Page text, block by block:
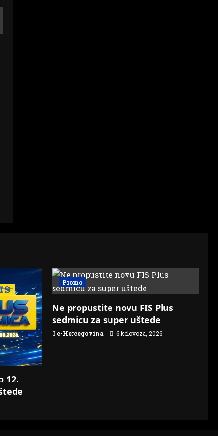
12.
Promo
Ne propustite novu FIS Plus
sedmicu za super uštede
e-Hercegovina 6 kolovoza, 2026